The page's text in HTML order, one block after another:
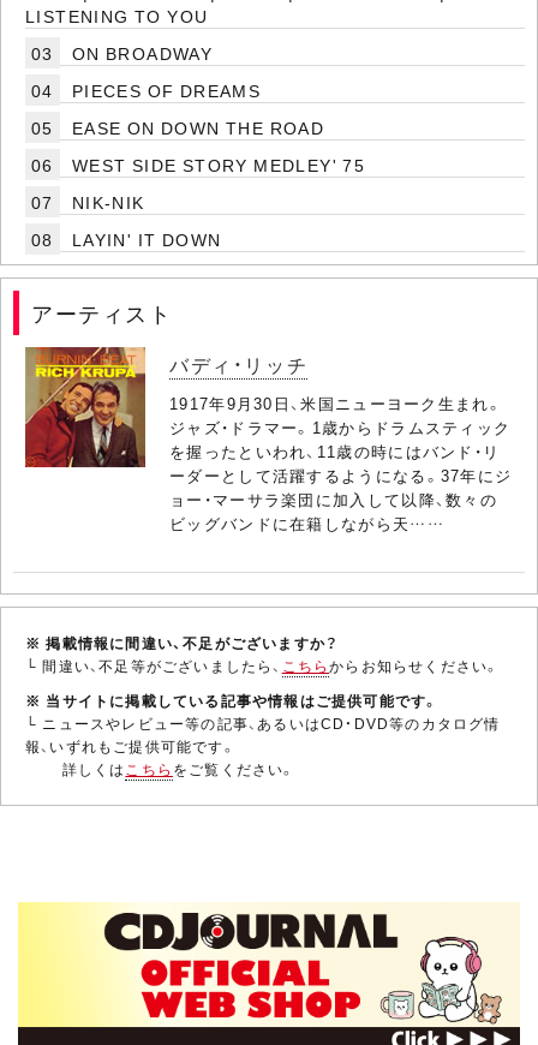
LISTENING TO YOU
03
ON BROADWAY
04
PIECES OF DREAMS
05
EASE ON DOWN THE ROAD
06
WEST SIDE STORY MEDLEY' 75
07
NIK-NIK
08
LAYIN' IT DOWN
アーティスト
バディ・リッチ
1917年9月30日、米国ニューヨーク生まれ。
ジャズ・ドラマー。1歳からドラムスティック
を握ったといわれ、11歳の時にはバンド・リ
ーダーとして活躍するようになる。37年にジ
ョー・マーサラ楽団に加入して以降、数々の
ビッグバンドに在籍しながら天……
※ 掲載情報に間違い、不足がございますか？
└ 間違い、不足等がございましたら、 こちらからお知らせください。
※ 当サイトに掲載している記事や情報はご提供可能です。
└ ニュースやレビュー等の記事、あるいはCD・DVD等のカタログ情
報、いずれもご提供可能です。
詳しくはこちら をご覧ください。